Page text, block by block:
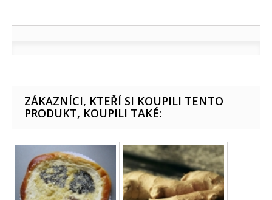
ZÁKAZNÍCI, KTEŘÍ SI KOUPILI TENTO
PRODUKT, KOUPILI TAKÉ: